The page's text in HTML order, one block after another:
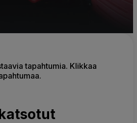
tapahtumia. Klikkaa